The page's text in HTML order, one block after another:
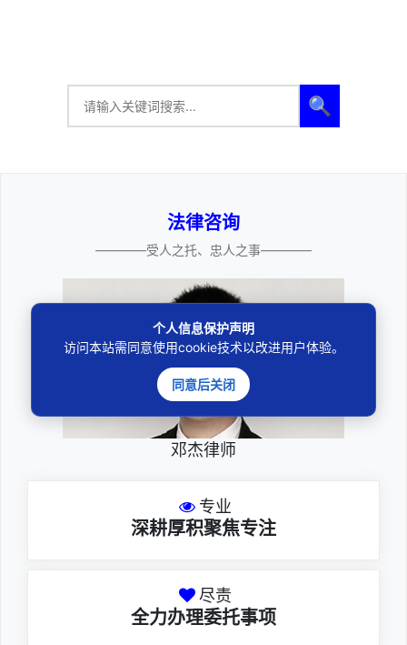
🔍
法律咨询
————受人之托、忠人之事————
邓杰律师
专业
深耕厚积聚焦专注
尽责
全力办理委托事项
个人信息保护声明
访问本站需同意使用cookie技术以改进用户体验。
同意后关闭